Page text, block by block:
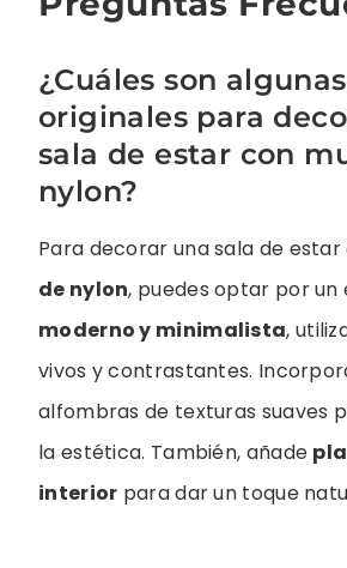
¿Cuáles son
originales para
sala de estar con
nylon?
Para decorar una sala de estar
de nylon, puedes optar por un
moderno y minimalista,
vivos y contrastantes.
alfombras de texturas suaves
la estética. También, añade
interior para dar un toque